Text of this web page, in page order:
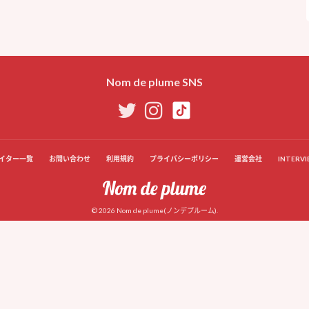
Nom de plume SNS
ター一覧 お問い合わせ 利用規約 プライバシーポリシー 運営会社
© 2026 Nom de plume(ノンデプルーム).